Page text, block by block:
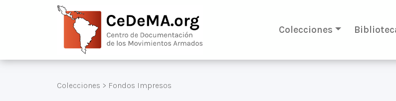
Colecciones
Colecciones > Fondos Impresos